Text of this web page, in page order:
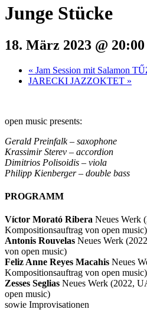
Junge Stücke
18. März 2023 @ 20:00
« Jam Session mit Salamon
JARECKI JAZZOKTET »
open music presents:
Gerald Preinfalk – saxophone
Krassimir Sterev – accordion
Dimitrios Polisoidis – viola
Philipp Kienberger – double bass
PROGRAMM
Víctor Morató Ribera Neues Werk
Kompositionsauftrag von open music)
Antonis Rouvelas Neues Werk
von open music)
Feliz Anne Reyes Macahis Neues
Kompositionsauftrag von open music)
Zesses Seglias Neues Werk (2022,
open music)
sowie Improvisationen